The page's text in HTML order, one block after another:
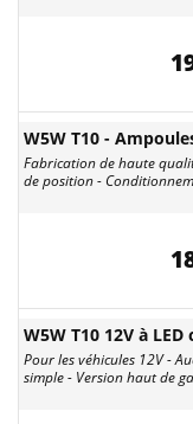
W5W T10 -
Fabrication de haute
de position -
W5W T10 12V à
Pour les véhicules 12V -
simple - Version haut de